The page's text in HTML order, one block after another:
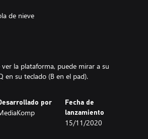
de nieve
ver la plataforma, puede mirar a su
por
Fecha de
lanzamiento
15/11/2020